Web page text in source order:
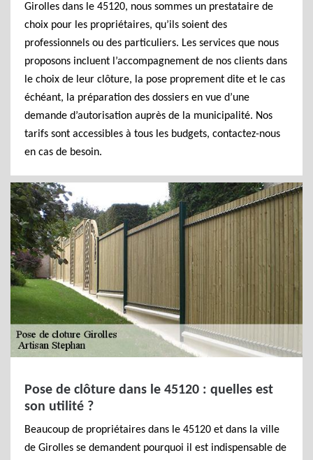
Girolles dans le 45120, nous sommes un prestataire de
choix pour les propriétaires, qu’ils soient des
professionnels ou des particuliers. Les services que nous
proposons incluent l’accompagnement de nos clients dans
le choix de leur clôture, la pose proprement dite et le cas
échéant, la préparation des dossiers en vue d’une
demande d’autorisation auprès de la municipalité. Nos
tarifs sont accessibles à tous les budgets, contactez-nous
en cas de besoin.
Pose de clôture dans le 45120 : quelles est
son utilité ?
Beaucoup de propriétaires dans le 45120 et dans la ville
de Girolles se demandent pourquoi il est indispensable de